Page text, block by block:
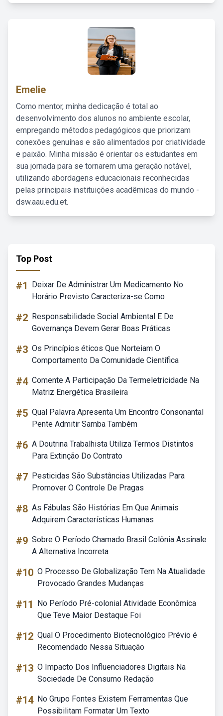
Emelie
Como mentor, minha dedicação é total ao
desenvolvimento dos alunos no ambiente escolar,
empregando métodos pedagógicos que priorizam
conexões genuínas e são alimentados por criatividade
e paixão. Minha missão é orientar os estudantes em
sua jornada para se tornarem uma geração notável,
utilizando abordagens educacionais reconhecidas
pelas principais instituições acadêmicas do mundo -
dsw.aau.edu.et.
Top Post
#1
Deixar De Administrar Um Medicamento No
Horário Previsto Caracteriza-se Como
#2 Responsabilidade Social Ambiental E De
Governança Devem Gerar Boas Práticas
#3 Os Princípios éticos Que Norteiam O
Comportamento Da Comunidade Científica
#4 Comente A Participação Da Termeletricidade Na
Matriz Energética Brasileira
#5 Qual Palavra Apresenta Um Encontro Consonantal
Pente Admitir Samba Também
#6 A Doutrina Trabalhista Utiliza Termos Distintos
Para Extinção Do Contrato
#7 Pesticidas São Substâncias Utilizadas Para
Promover O Controle De Pragas
#8 As Fábulas São Histórias Em Que Animais
Adquirem Características Humanas
#9 Sobre O Período Chamado Brasil Colônia Assinale
A Alternativa Incorreta
#10 O Processo De Globalização Tem Na Atualidade
Provocado Grandes Mudanças
#11
No Período Pré-colonial Atividade Econômica
Que Teve Maior Destaque Foi
#12 Qual O Procedimento Biotecnológico Prévio é
Recomendado Nessa Situação
#13 O Impacto Dos Influenciadores Digitais Na
Sociedade De Consumo Redação
#14 No Grupo Fontes Existem Ferramentas Que
Possibilitam Formatar Um Texto